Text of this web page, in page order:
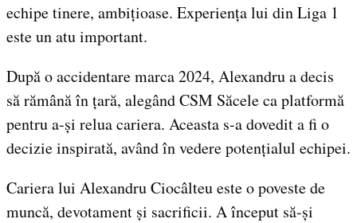
echipe tinere, ambițioase. Experiența lui din Liga 1
este un atu important.
După o accidentare marca 2024, Alexandru a decis
să rămână în țară, alegând CSM Săcele ca platformă
pentru a-și relua cariera. Aceasta s-a dovedit a fi o
decizie inspirată, având în vedere potențialul echipei.
Cariera lui Alexandru Ciocâlteu este o poveste de
muncă, devotament și sacrificii. A început să-și